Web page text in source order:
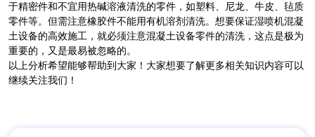
于精密件和不宜用热碱溶液清洗的零件，如塑料、尼龙、牛皮、毡质
零件等。但需注意橡胶件不能用有机溶剂清洗。想要保证湿喷机混凝
土设备的高效施工，就必须注意混凝土设备零件的清洗，这点是极为
重要的，又是最易被忽略的。
以上分析希望能够帮助到大家！大家想要了解更多相关知识内容可以
继续关注我们！